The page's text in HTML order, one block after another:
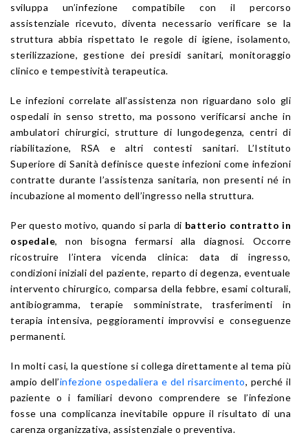
sviluppa un’infezione compatibile con il percorso
assistenziale ricevuto, diventa necessario verificare se la
struttura abbia rispettato le regole di igiene, isolamento,
sterilizzazione, gestione dei presidi sanitari, monitoraggio
clinico e tempestività terapeutica.
Le infezioni correlate all’assistenza non riguardano solo gli
ospedali in senso stretto, ma possono verificarsi anche in
ambulatori chirurgici, strutture di lungodegenza, centri di
riabilitazione, RSA e altri contesti sanitari. L’Istituto
Superiore di Sanità definisce queste infezioni come infezioni
contratte durante l’assistenza sanitaria, non presenti né in
incubazione al momento dell’ingresso nella struttura.
Per questo motivo, quando si parla di batterio contratto in
ospedale, non bisogna fermarsi alla diagnosi. Occorre
ricostruire l’intera vicenda clinica: data di ingresso,
condizioni iniziali del paziente, reparto di degenza, eventuale
intervento chirurgico, comparsa della febbre, esami colturali,
antibiogramma, terapie somministrate, trasferimenti in
terapia intensiva, peggioramenti improvvisi e conseguenze
permanenti.
In molti casi, la questione si collega direttamente al tema più
ampio dell’infezione ospedaliera e del risarcimento, perché il
paziente o i familiari devono comprendere se l’infezione
fosse una complicanza inevitabile oppure il risultato di una
carenza organizzativa, assistenziale o preventiva.